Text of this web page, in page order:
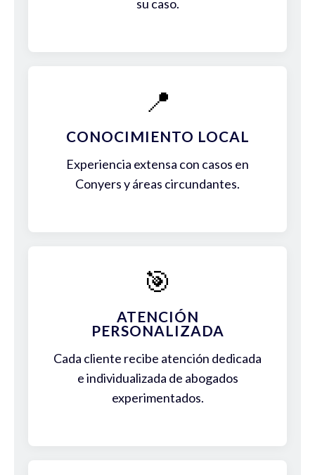
su caso.
📍
CONOCIMIENTO LOCAL
Experiencia extensa con casos en
Conyers y áreas circundantes.
🎯
ATENCIÓN
PERSONALIZADA
Cada cliente recibe atención dedicada
e individualizada de abogados
experimentados.